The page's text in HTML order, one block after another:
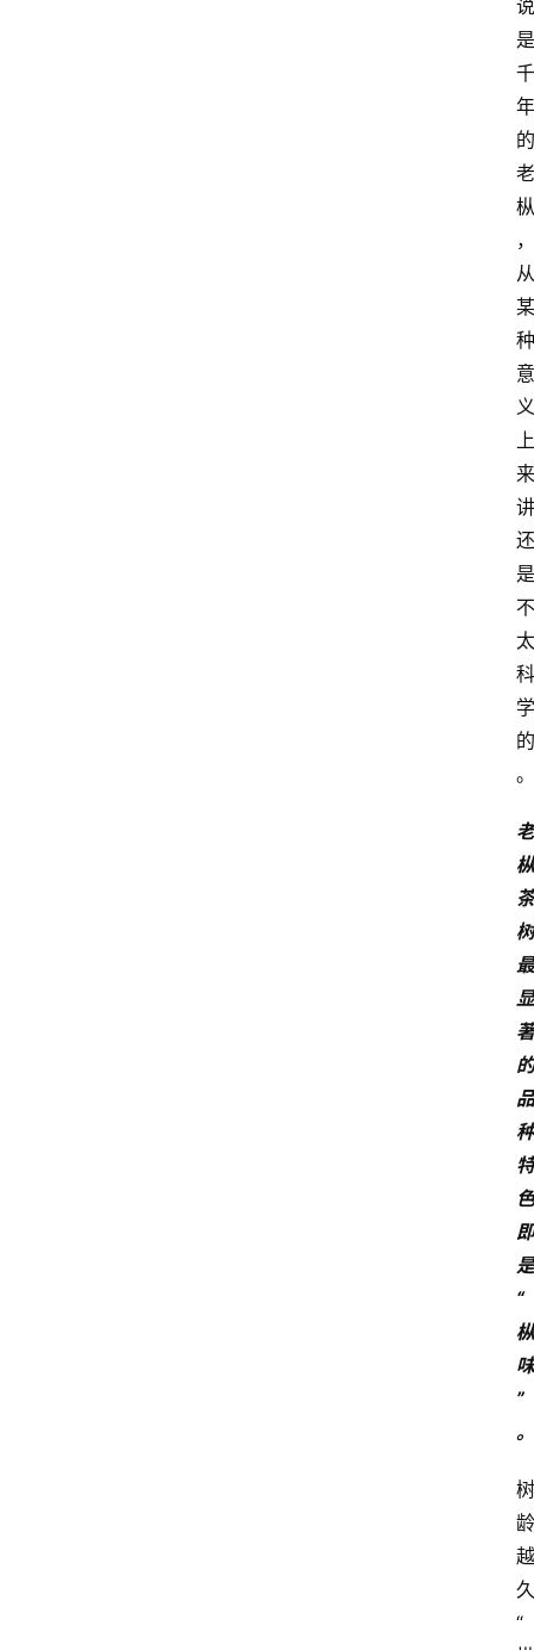
说
是
千
年
的
老
枞
，
从
某
种
意
义
上
来
讲
还
是
不
太
科
学
的
。
老
枞
茶
树
最
显
著
的
品
种
特
色
即
是
“
枞
味
”
。
树
龄
越
久
“